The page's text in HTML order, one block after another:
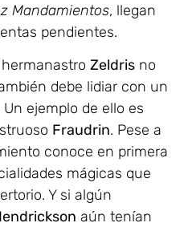
Mandamientos, llegan
pendientes.
Zeldris no
debe lidiar con un
ejemplo de ello es
Fraudrin. Pese a
conoce en primera
mágicas que
Y si algún
aún tenían